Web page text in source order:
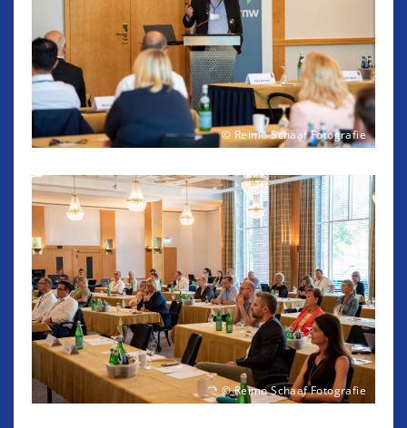
© Reimo Schaaf Fotografie
© Reimo Schaaf Fotografie